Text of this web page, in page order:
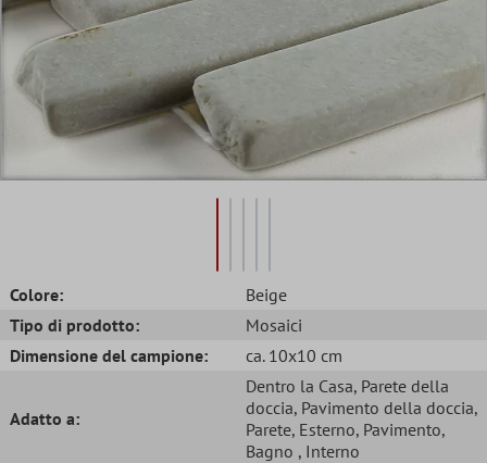
Colore:
Beige
Tipo di prodotto:
Mosaici
Dimensione del campione:
ca. 10x10 cm
Adatto a:
Dentro la Casa, Parete della
doccia, Pavimento della doccia,
Parete, Esterno, Pavimento,
Bagno , Interno